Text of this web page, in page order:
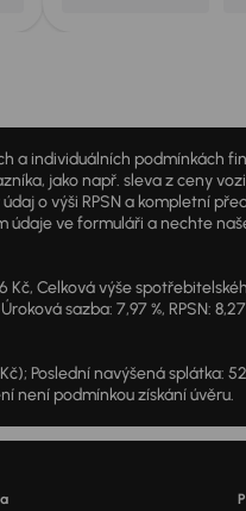
a individuálních podmínkách
jako např. sleva z ceny
o výši RPSN a kompletní
údaje ve formuláři a nechte
Celková výše
sazba: 7,97 %, RPSN: 8,27
Poslední navýšená splátka:
není podmínkou získání úvěru.